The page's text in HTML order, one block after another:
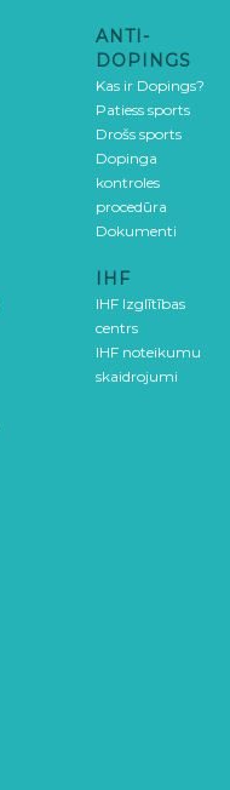
ANTI-
DOPINGS
Kas ir Dopings?
Patiess sports
Drošs sports
Dopinga
kontroles
procedūra
Dokumenti
IHF
IHF Izglītības
centrs
IHF noteikumu
skaidrojumi